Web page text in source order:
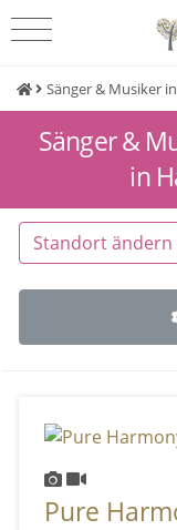
Sänger & Musiker
Sänger &
in
Standort ändern
Pure